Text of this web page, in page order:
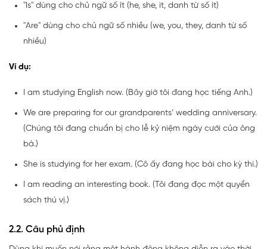
"Is" dùng cho chủ ngữ số ít (he, she, it, danh từ số ít)
"Are" dùng cho chủ ngữ số nhiều (we, you, they, danh từ số
nhiều)
Ví dụ:
I am studying English now. (Bây giờ tôi đang học tiếng Anh.)
We are preparing for our grandparents’ wedding anniversary.
(Chúng tôi đang chuẩn bị cho lễ kỷ niệm ngày cưới của ông
bà.)
She is studying for her exam. (Cô ấy đang học bài cho kỳ thi.)
I am reading an interesting book. (Tôi đang đọc một quyển
sách thú vị.)
2.2. Câu phủ định